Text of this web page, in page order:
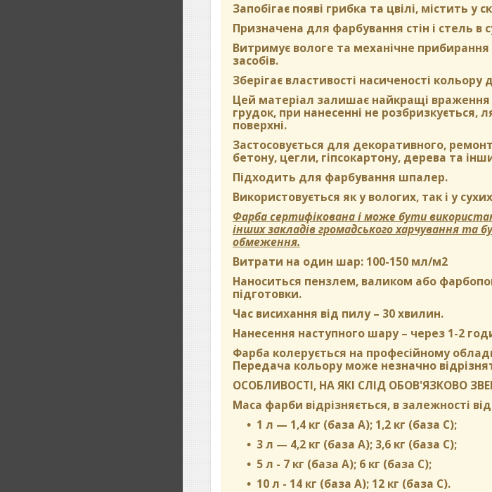
Запобігає появі грибка та цвілі, містить у
Призначена для фарбування стін і стель в
Витримує вологе та механічне
засобів.
Зберігає властивості насиченості кольору
Цей матеріал залишає найкращі враження
грудок, при нанесенні не
поверхні.
Застосовується для декоративного,
бетону, цегли, гіпсокартону, дерева та
Підходить для фарбування шпалер.
Використовується як у вологих, так і у
Фарба сертифікована і може бути
інших закладів громадського харчування та
обмеження.
Витрати на один шар: 100-150 мл/м2
Наноситься пензлем, валиком або
підготовки.
Час висихання від пилу– 30 хвилин.
Нанесення наступного шару– через 1-2
Фарба колерується на професійному
Передача кольору може незначно
ОСОБЛИВОСТІ, НА ЯКІ СЛІД ОБОВ'ЯЗКОВО
Маса фарби відрізняється, в залежності
1 л — 1,4 кг (база А); 1,2 кг (база С);
3 л — 4,2 кг (база А); 3,6 кг (база C);
5 л - 7 кг (база А); 6 кг (база С);
10 л - 14 кг (база А); 12 кг (база С).